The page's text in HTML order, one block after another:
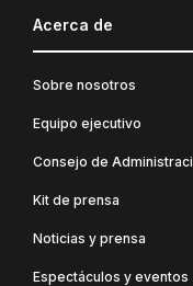
Acerca de
Sobre nosotros
Equipo ejecutivo
Consejo de
Kit de prensa
Noticias y prensa
Espectáculos y eventos